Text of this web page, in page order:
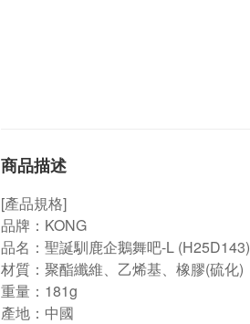
商品描述
[產品規格]
品牌：KONG
品名：聖誕馴鹿企鵝舞吧-L (H25D143)
材質 ： 聚酯纖維、乙烯基、橡膠(硫化)
重量 ：181g
產地：中國